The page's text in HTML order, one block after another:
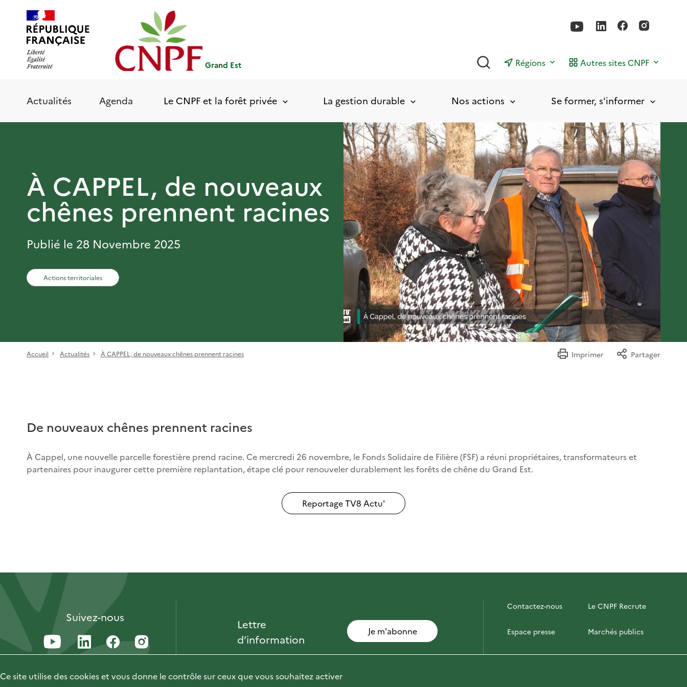
contenu
principal
Grand Est Rechercher
Régions Autres sites CNPF
Actualités Agenda Le CNPF et la forêt privée La gestion durable Nos actions Se former, s'informer
À CAPPEL, de nouveaux
chênes prennent racines
Publié le 28 Novembre 2025
Actions territoriales
Accueil Actualités À CAPPEL, de nouveaux chênes prennent racines Imprimer Partager
De nouveaux chênes prennent racines
À Cappel, une nouvelle parcelle forestière prend racine. Ce mercredi 26 novembre, le Fonds Solidaire de Filière (FSF) a réuni propriétaires, transformateurs et
partenaires pour inaugurer cette première replantation, étape clé pour renouveler durablement les forêts de chêne du Grand Est.
Reportage TV8 Actu'
Suivez-nous
Lettre
d’information
Je m'abonne
Contactez-nous Le CNPF Recrute
Espace presse Marchés publics
PhotoFor Briefly in English
Ce site utilise des cookies et vous donne le contrôle sur ceux que vous souhaitez activer